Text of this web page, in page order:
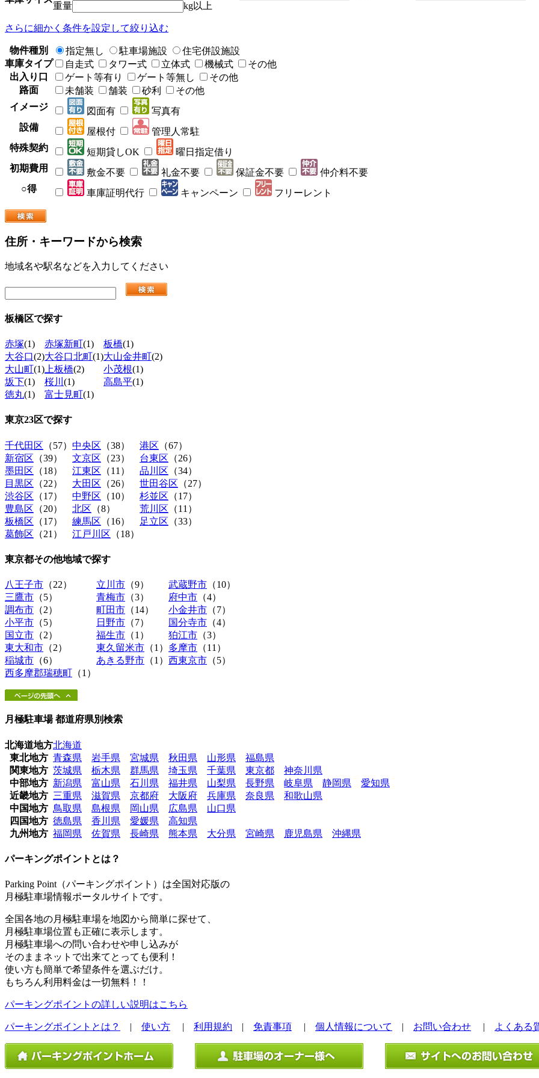
重量
kg以上
さらに細かく条件を設定して絞り込む
物件種別 指定無し 駐車場施設
住宅併設施設
車庫タイプ
自走式 タワー式 立体式 機械式
その他
出入り口
ゲート等有り ゲート等無し
その他
路面
未舗装 舗装 砂利
その他
イメージ
図面有
写真有
設備
屋根付
管理人常駐
特殊契約
短期貸しOK
曜日指定借り
初期費用
敷金不要 礼金不要 保証金不要
仲介料不要
○得
車庫証明代行 キャンペーン フリーレント
住所・キーワードから検索
地域名や駅名などを入力してください
板橋区で探す
赤塚(1) 赤塚新町(1) 板橋(1)
大谷口(2)大谷口北町(1)大山金井町(2)
大山町(1) 上板橋(2) 小茂根(1)
坂下(1) 桜川 (1) 高島平(1)
徳丸(1) 富士見町(1)
東京23区で探す
千代田区 （57） 中央区 （38） 港区 （67）
新宿区 （39） 文京区 （23） 台東区 （26）
墨田区 （18） 江東区 （11） 品川区 （34）
目黒区 （22） 大田区 （26） 世田谷区 （27）
渋谷区 （17） 中野区 （10） 杉並区 （17）
豊島区 （20） 北区 （8） 荒川区 （11）
板橋区 （17） 練馬区 （16） 足立区 （33）
葛飾区 （21） 江戸川区 （18）
東京都その他地域で探す
八王子市 （22） 立川市 （9） 武蔵野市 （10）
三鷹市 （5） 青梅市 （3） 府中市 （4）
調布市 （2） 町田市 （14） 小金井市 （7）
小平市 （5） 日野市 （7） 国分寺市 （4）
国立市 （2） 福生市 （1） 狛江市 （3）
東大和市 （2） 東久留米市 （1） 多摩市 （11）
稲城市 （6） あきる野市 （1） 西東京市 （5）
西多摩郡瑞穂町 （1）
月極駐車場 都道府県別検索
北海道地方北海道
東北地方 青森県 岩手県 宮城県 秋田県 山形県
福島県
関東地方 茨城県 栃木県 群馬県 埼玉県 千葉県 東京都
神奈川県
中部地方 新潟県 富山県 石川県 福井県 山梨県 長野県 岐阜県 静岡県
愛知県
近畿地方 三重県 滋賀県 京都府 大阪府 兵庫県 奈良県
和歌山県
中国地方 鳥取県 島根県 岡山県 広島県
山口県
四国地方 徳島県 香川県 愛媛県
高知県
九州地方 福岡県 佐賀県 長崎県 熊本県 大分県 宮崎県 鹿児島県 沖縄県
パーキングポイントとは？
Parking Point（パーキングポイント）は全国対応版の
月極駐車場情報ポータルサイトです。
全国各地の月極駐車場を地図から簡単に探せて、
月極駐車場位置も正確に表示します。
月極駐車場への問い合わせや申し込みが
そのままネットで出来てとっても便利！
使い方も簡単で希望条件を選ぶだけ。
もちろん利用料金は一切無料！！
パーキングポイントの詳しい説明はこちら
パーキングポイントとは？ | 使い方 | 利用規約 | 免責事項 | 個人情報について | お問い合わせ | よくある